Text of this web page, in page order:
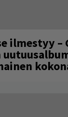
ilmestyy –